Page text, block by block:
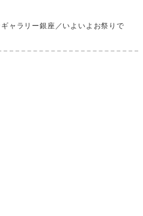
ラリー銀座／いよいよお祭りで